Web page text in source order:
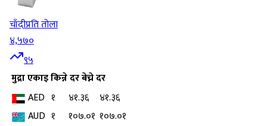
चाँदीप्रति तोला
४,५७०
९५
मुद्राएकाइकिन्ने दरबेच्ने दर
AED १ ४१.३६
४१.३६
AUD १ १०७.०१ १०७.०१